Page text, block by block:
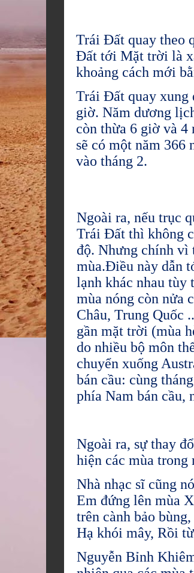
Trái Đất quay theo
Đất tới Mặt trời là
khoảng cách mới
Trái Đất quay xung
giờ. Năm dương
còn thừa 6 giờ và 4
sẽ có một năm 366
vào tháng 2.
Ngoài ra, nếu trục
Trái Đất thì không
độ. Nhưng chính vì
mùa.Điều này dẫn
lạnh khác nhau tùy
mùa nóng còn nửa
Châu, Trung Quốc
gần mặt trời (mùa
do nhiều bộ môn
chuyển xuống
bán cầu: cùng
phía Nam bán cầu,
Ngoài ra, sự thay
hiện các mùa trong
Nhà nhạc sĩ cũng
Em đứng lên mùa
trên cành bảo
Hạ khói mây, Rồi
Nguyễn Bỉnh